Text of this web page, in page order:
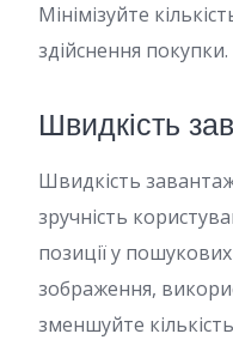
Мінімізуйте
здійснення покупки.
Швидкість
Швидкість
зручність
позиції у
зображення,
зменшуйте